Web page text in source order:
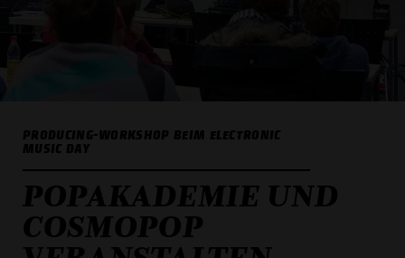
PRODUCING-WORKSHOP BEIM ELECTRONIC
MUSIC DAY
POPAKADEMIE UND
COSMOPOP